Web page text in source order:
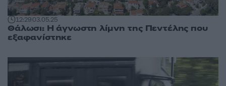
12:2903.05.25
Θάλωσι: Η άγνωστη λίμνη της Πεντέλης που
εξαφανίστηκε